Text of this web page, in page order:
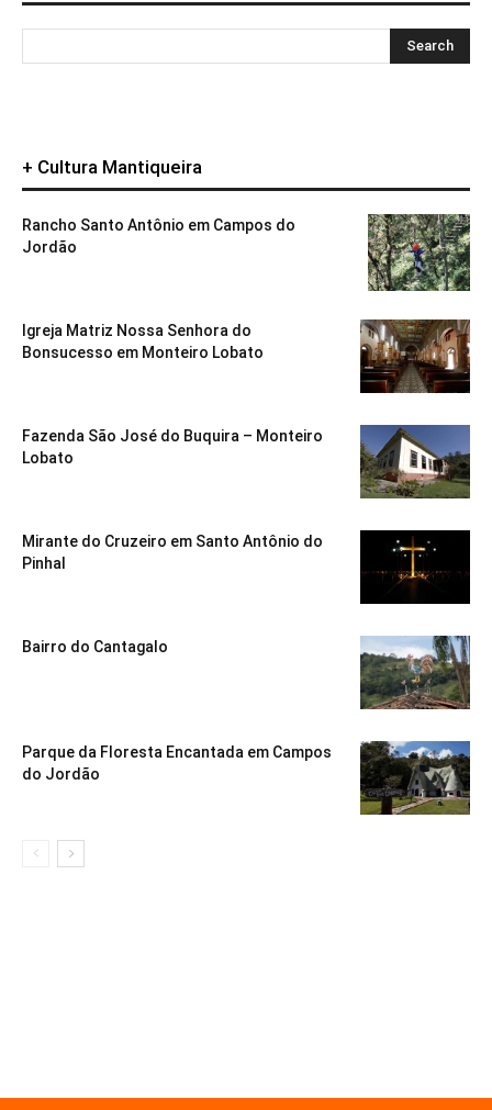
+ Cultura Mantiqueira
Rancho Santo Antônio em Campos do
Jordão
Igreja Matriz Nossa Senhora do
Bonsucesso em Monteiro Lobato
Fazenda São José do Buquira – Monteiro
Lobato
Mirante do Cruzeiro em Santo Antônio do
Pinhal
Bairro do Cantagalo
Parque da Floresta Encantada em Campos
do Jordão